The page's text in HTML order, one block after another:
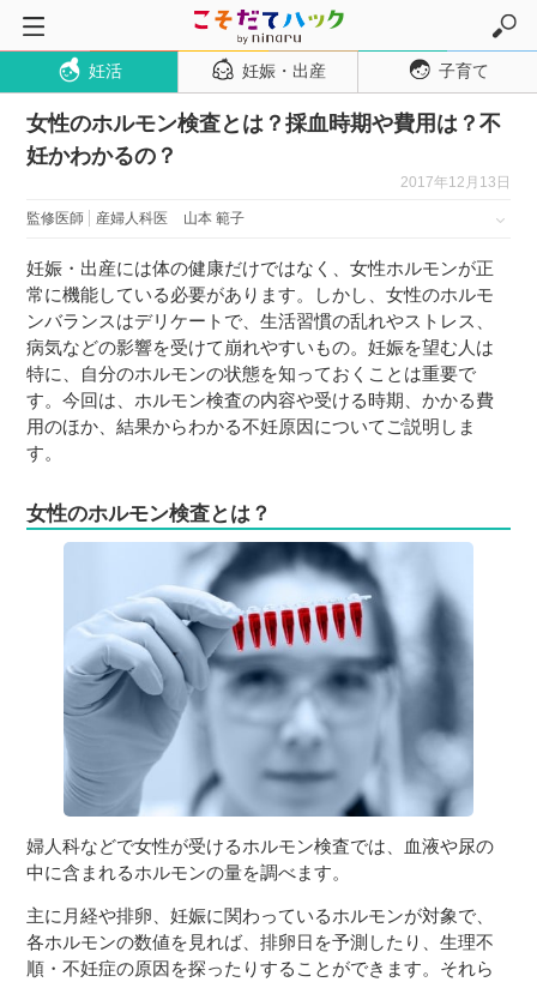
トップページ
妊活
妊娠・出産
妊娠中期
妊娠後期
出産
子育て・育児
２歳児
７〜１２歳児
妊活 妊娠・出産 子育て
女性のホルモン検査とは？採血時期や費用は？不
妊かわかるの？
2017年12月13日
監修医師 産婦人科医 山本 範子
妊娠・出産には体の健康だけではなく、女性ホルモンが正
常に機能している必要があります。しかし、女性のホルモ
ンバランスはデリケートで、生活習慣の乱れやストレス、
病気などの影響を受けて崩れやすいもの。妊娠を望む人は
特に、自分のホルモンの状態を知っておくことは重要で
す。今回は、ホルモン検査の内容や受ける時期、かかる費
用のほか、結果からわかる不妊原因についてご説明しま
す。
女性のホルモン検査とは？
婦人科などで女性が受けるホルモン検査では、血液や尿の
中に含まれるホルモンの量を調べます。
主に月経や排卵、妊娠に関わっているホルモンが対象で、
各ホルモンの数値を見れば、排卵日を予測したり、生理不
順・不妊症の原因を探ったりすることができます。それら